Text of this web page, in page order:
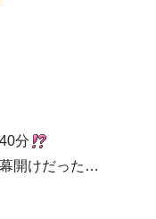
分
開けだった…